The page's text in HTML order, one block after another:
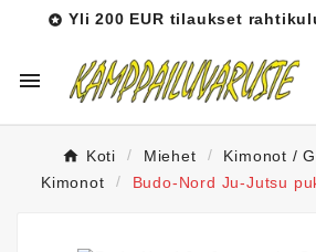
 Yli 200 EUR tilaukset

Koti Miehet Kimonot /
Kimonot
Budo-Nord Ju-Jutsu